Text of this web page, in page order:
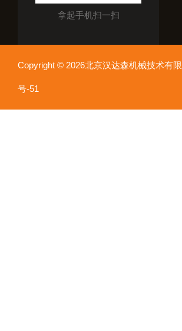
拿起手机扫一扫
Copyright © 2026北京汉达森机械技术有
号-51